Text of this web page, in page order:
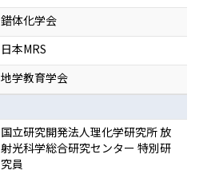
錯体化学会
日本MRS
地学教育学会
国立研究開発法人理化学研究所 放
射光科学総合研究センター 特別研
究員